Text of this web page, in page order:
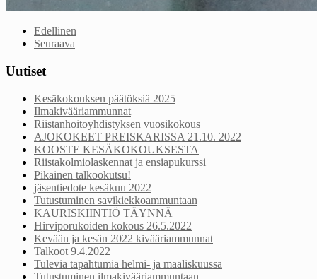
Edellinen
Seuraava
Uutiset
Kesäkokouksen päätöksiä 2025
Ilmakivääriammunnat
Riistanhoitoyhdistyksen vuosikokous
AJOKOKEET PREISKARISSA 21.10. 2022
KOOSTE KESÄKOKOUKSESTA
Riistakolmiolaskennat ja ensiapukurssi
Pikainen talkookutsu!
jäsentiedote kesäkuu 2022
Tutustuminen savikiekkoammuntaan
KAURISKIINTIÖ TÄYNNÄ
Hirviporukoiden kokous 26.5.2022
Kevään ja kesän 2022 kivääriammunnat
Talkoot 9.4.2022
Tulevia tapahtumia helmi- ja maaliskuussa
Tutustuminen ilmakivääriammuntaan